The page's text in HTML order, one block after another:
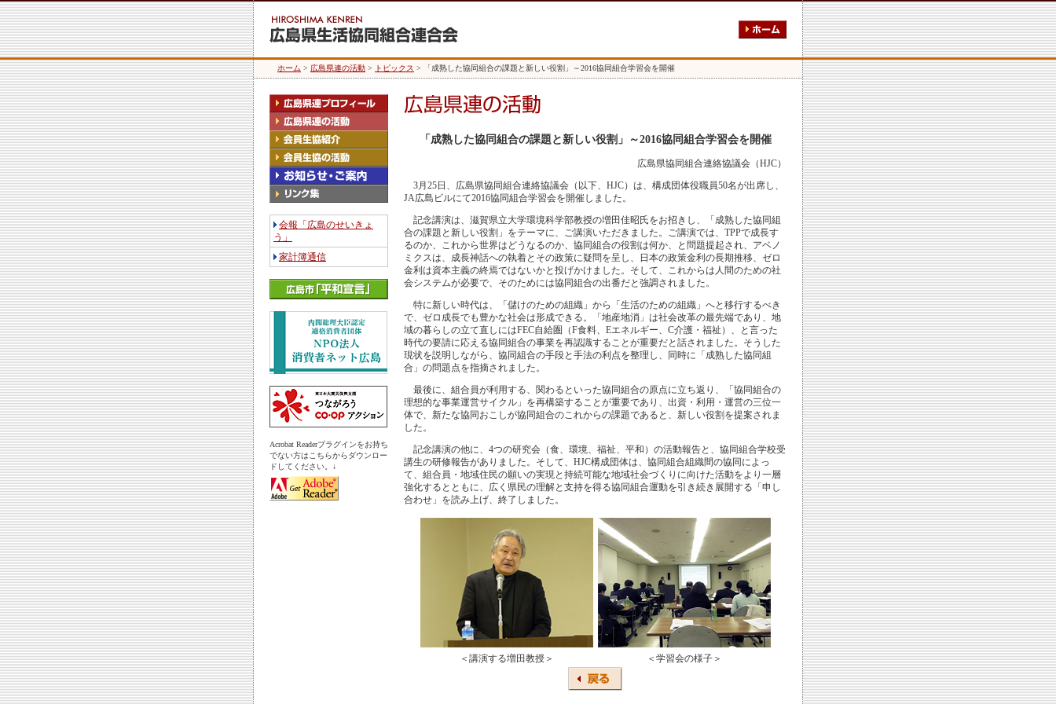
ホーム > 広島県連の活動 > トピックス > 「成熟した協同組合の課題と新しい役割」～2016協同組合学習会を開催
会報「広島のせいきょ
う」
家計簿通信
Acrobat Readerプラグインをお持ち
でない方はこちらからダウンロー
ドしてください。↓
「成熟した協同組合の課題と新しい役割」～2016協同組合学習会を開催
広島県協同組合連絡協議会（HJC）
3月25日、広島県協同組合連絡協議会（以下、HJC）は、構成団体役職員50名が出席し、
JA広島ビルにて2016協同組合学習会を開催しました。
記念講演は、滋賀県立大学環境科学部教授の増田佳昭氏をお招きし、「成熟した協同組
合の課題と新しい役割」をテーマに、ご講演いただきました。ご講演では、TPPで成長す
るのか、これから世界はどうなるのか、協同組合の役割は何か、と問題提起され、アベノ
ミクスは、成長神話への執着とその政策に疑問を呈し、日本の政策金利の長期推移、ゼロ
金利は資本主義の終焉ではないかと投げかけました。そして、これからは人間のための社
会システムが必要で、そのためには協同組合の出番だと強調されました。
特に新しい時代は、「儲けのための組織」から「生活のための組織」へと移行するべき
で、ゼロ成長でも豊かな社会は形成できる。「地産地消」は社会改革の最先端であり、地
域の暮らしの立て直しにはFEC自給圏（F食料、Eエネルギー、C介護・福祉）、と言った
時代の要請に応える協同組合の事業を再認識することが重要だと話されました。そうした
現状を説明しながら、協同組合の手段と手法の利点を整理し、同時に「成熟した協同組
合」の問題点を指摘されました。
最後に、組合員が利用する、関わるといった協同組合の原点に立ち返り、「協同組合の
理想的な事業運営サイクル」を再構築することが重要であり、出資・利用・運営の三位一
体で、新たな協同おこしが協同組合のこれからの課題であると、新しい役割を提案されま
した。
記念講演の他に、4つの研究会（食、環境、福祉、平和）の活動報告と、協同組合学校受
講生の研修報告がありました。そして、HJC構成団体は、協同組合組織間の協同によっ
て、組合員・地域住民の願いの実現と持続可能な地域社会づくりに向けた活動をより一層
強化するとともに、広く県民の理解と支持を得る協同組合運動を引き続き展開する「申し
合わせ」を読み上げ、終了しました。
＜講演する増田教授＞ ＜学習会の様子＞